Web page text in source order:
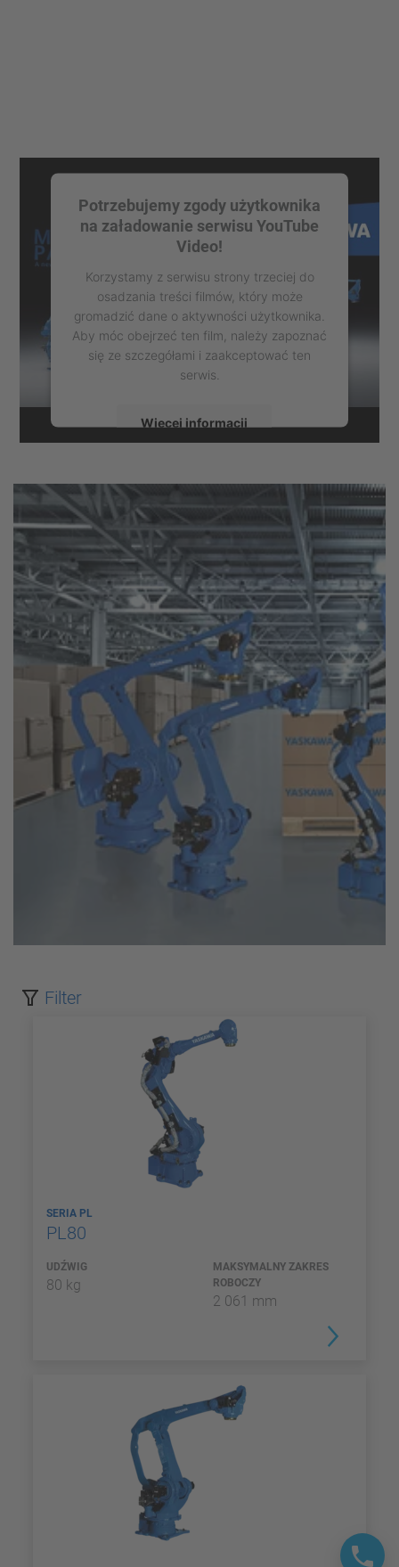
Potrzebujemy zgody użytkownika
na załadowanie serwisu YouTube
Video!
Korzystamy z serwisu strony trzeciej do
osadzania treści filmów, który może
gromadzić dane o aktywności użytkownika.
Aby móc obejrzeć ten film, należy zapoznać
się ze szczegółami i zaakceptować ten
serwis.
Więcej informacji
powered by
Management Platform
Filter
SERIA PL
PL80
UDŹWIG
80 kg
MAKSYMALNY ZAKRES
ROBOCZY
2 061 mm